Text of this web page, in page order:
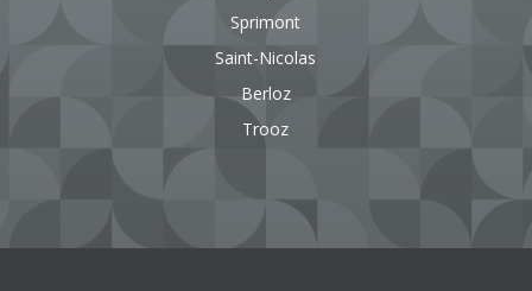
Sprimont
Saint-Nicolas
Berloz
Trooz